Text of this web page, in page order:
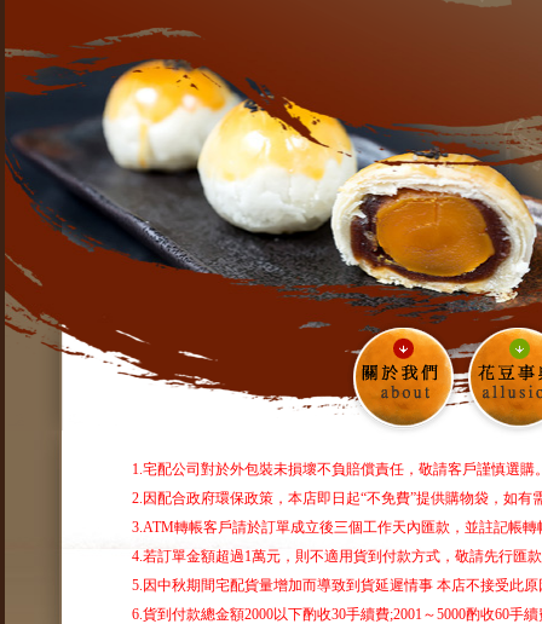
1.宅配公司對於外包裝未損壞不負賠償責任，敬請客戶謹慎選購
2.因配合政府環保政策，本店即日起“不免費”提供購物袋，如有
3.ATM轉帳客戶請於訂單成立後三個工作天內匯款，並註記帳
4.若訂單金額超過1萬元，則不適用貨到付款方式，敬請先行匯
5.因中秋期間宅配貨量增加而導致到貨延遲情事 本店不接受此
6.貨到付款總金額2000以下酌收30手續費;2001～5000酌收60手